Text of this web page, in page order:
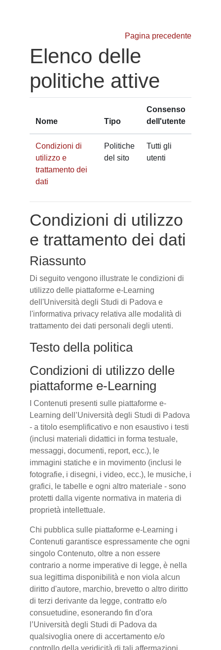
Pagina precedente
Elenco delle
politiche attive
Nome Tipo
Consenso
dell'utente
Condizioni di
utilizzo e
trattamento dei
dati
Politiche
del sito
Tutti gli
utenti
Condizioni di utilizzo
e trattamento dei dati
Riassunto
Di seguito vengono illustrate le condizioni di
utilizzo delle piattaforme e-Learning
dell'Università degli Studi di Padova e
l'informativa privacy relativa alle modalità di
trattamento dei dati personali degli utenti.
Testo della politica
Condizioni di utilizzo delle
piattaforme e-Learning
I Contenuti presenti sulle piattaforme e-
Learning dell’Università degli Studi di Padova
- a titolo esemplificativo e non esaustivo i testi
(inclusi materiali didattici in forma testuale,
messaggi, documenti, report, ecc.), le
immagini statiche e in movimento (inclusi le
fotografie, i disegni, i video, ecc.), le musiche, i
grafici, le tabelle e ogni altro materiale - sono
protetti dalla vigente normativa in materia di
proprietà intellettuale.
Chi pubblica sulle piattaforme e-Learning i
Contenuti garantisce espressamente che ogni
singolo Contenuto, oltre a non essere
contrario a norme imperative di legge, è nella
sua legittima disponibilità e non viola alcun
diritto d'autore, marchio, brevetto o altro diritto
di terzi derivante da legge, contratto e/o
consuetudine, esonerando fin d'ora
l’Università degli Studi di Padova da
qualsivoglia onere di accertamento e/o
controllo della veridicità di tali affermazioni.